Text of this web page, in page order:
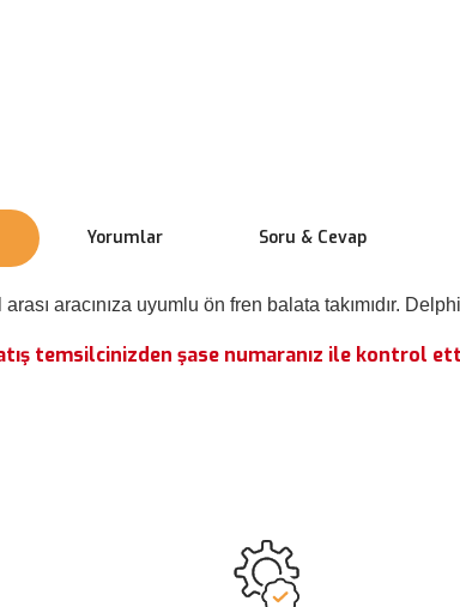
Yorumlar Soru & Cevap
aracınıza uyumlu ön fren balata takımıdır.
temsilcinizden şase numaranız ile kontrol